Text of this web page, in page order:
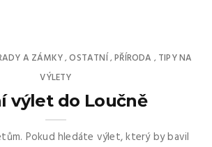
A ZÁMKY,OSTATNÍ,PŘÍRODA , TIPY NA
VÝLETY
výlet do Loučně
Pokud hledáte výlet, který by bavil